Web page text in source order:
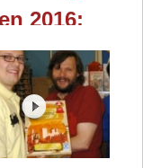
2016:
verrückte
-